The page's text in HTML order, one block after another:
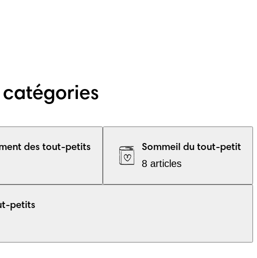
des tout-petits Sommeil du tout-petit
8 articles
petits